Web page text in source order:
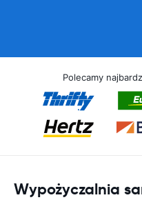
Polecamy
Wypożyczalnia